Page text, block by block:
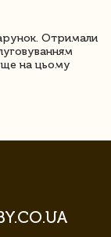
Отримали
ще на цьому